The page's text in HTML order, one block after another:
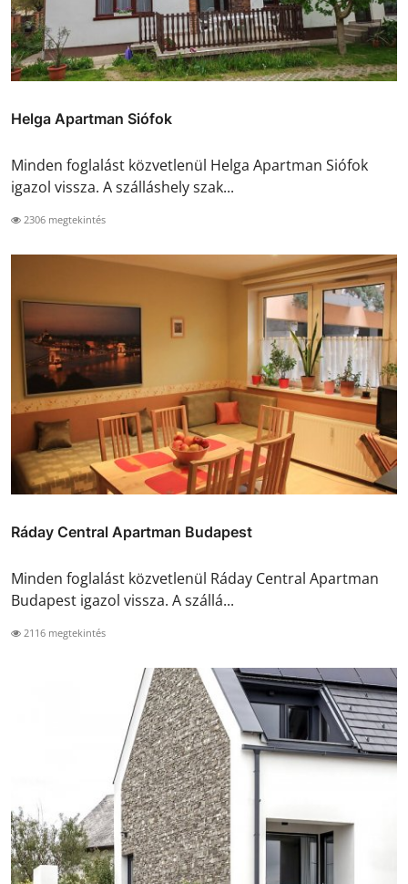
Helga Apartman Siófok
Minden foglalást közvetlenül Helga Apartman Siófok
igazol vissza. A szálláshely szak...
2306 megtekintés
Ráday Central Apartman Budapest
Minden foglalást közvetlenül Ráday Central Apartman
Budapest igazol vissza. A szállá...
2116 megtekintés